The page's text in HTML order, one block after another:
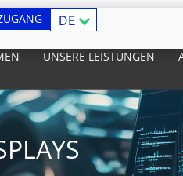
DE
UNSERE LEISTUNGEN